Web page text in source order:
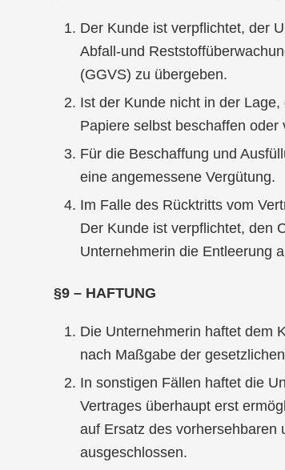
Der Kunde ist verpflichtet, der
Abfall-und
(GGVS) zu übergeben.
Ist der Kunde nicht in der
Papiere selbst beschaffen oder
Für die Beschaffung und
eine angemessene Vergütung.
Im Falle des Rücktritts vom
Der Kunde ist verpflichtet, den
Unternehmerin die Entleerung
§9 – HAFTUNG
Die Unternehmerin haftet dem
nach Maßgabe der
In sonstigen Fällen haftet die
Vertrages überhaupt erst
auf Ersatz des vorhersehbaren
ausgeschlossen.